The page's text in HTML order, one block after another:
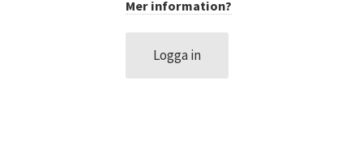
Mer information?
Logga in